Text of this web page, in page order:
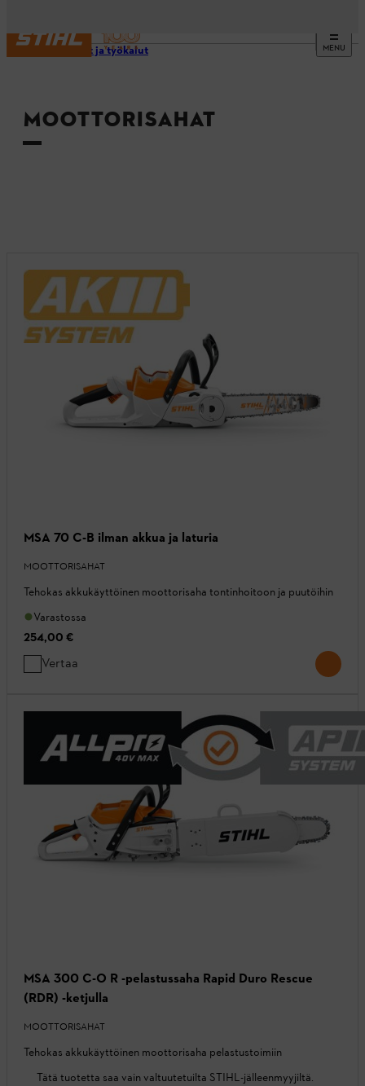
MENU
Laitteet ja työkalut
MOOTTORISAHAT
MSA 70 C-B ilman akkua ja laturia
MOOTTORISAHAT
Tehokas akkukäyttöinen moottorisaha tontinhoitoon ja puutöihin
Varastossa
254,00 €
Vertaa
MSA 300 C-O R -pelastussaha Rapid Duro Rescue
(RDR) -ketjulla
MOOTTORISAHAT
Tehokas akkukäyttöinen moottorisaha pelastustoimiin
Tätä tuotetta saa vain valtuutetuilta STIHL-jälleenmyyjiltä.